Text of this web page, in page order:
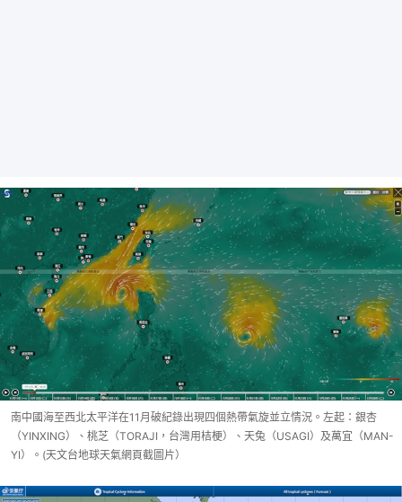
南中國海至西北太平洋在11月破紀錄出現四個熱帶氣旋並立情況。左起：銀杏
（YINXING）、桃芝（TORAJI，台灣用桔梗）、天兔（USAGI）及萬宜（MAN-
YI）。(天文台地球天氣網頁截圖片）